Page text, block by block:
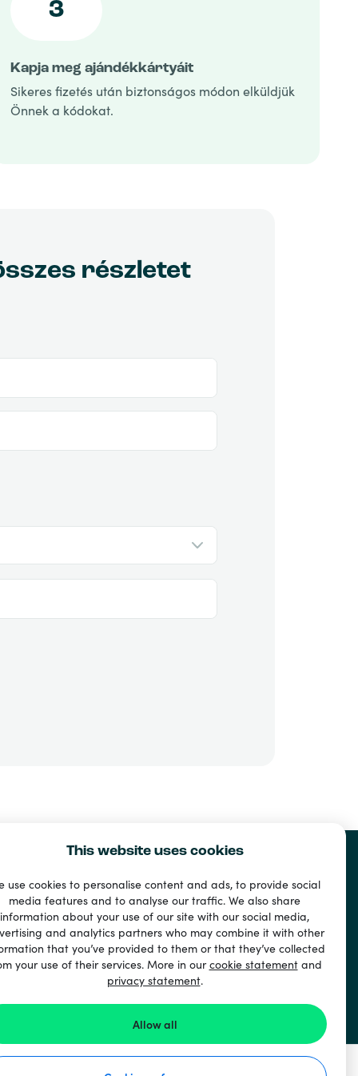
This website uses cookies
use cookies to personalise content and ads, to provide social
media features and to analyse our traffic. We also share
information about your use of our site with our social media,
and analytics partners who may combine it with other
that you’ve provided to them or that they’ve collected
your use of their services. More in ourcookie statementand
privacy statement.
Allow all
3
Kapja meg ajándékkártyáit
Sikeres fizetés után biztonságos módon elküldjük
Önnek a kódokat.
részletet